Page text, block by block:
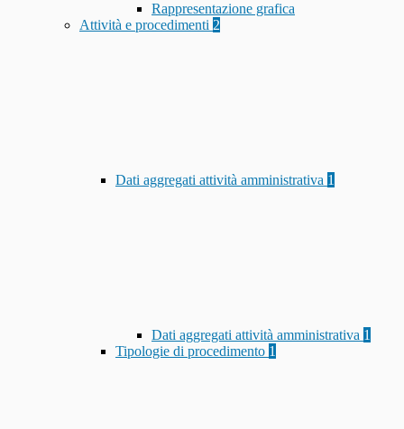
Rappresentazione grafica
Attività e procedimenti 2
Dati aggregati attività amministrativa 1
Dati aggregati attività amministrativa 1
Tipologie di procedimento 1